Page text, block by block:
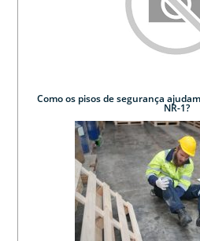
Como os pisos de segurança
NR-1?